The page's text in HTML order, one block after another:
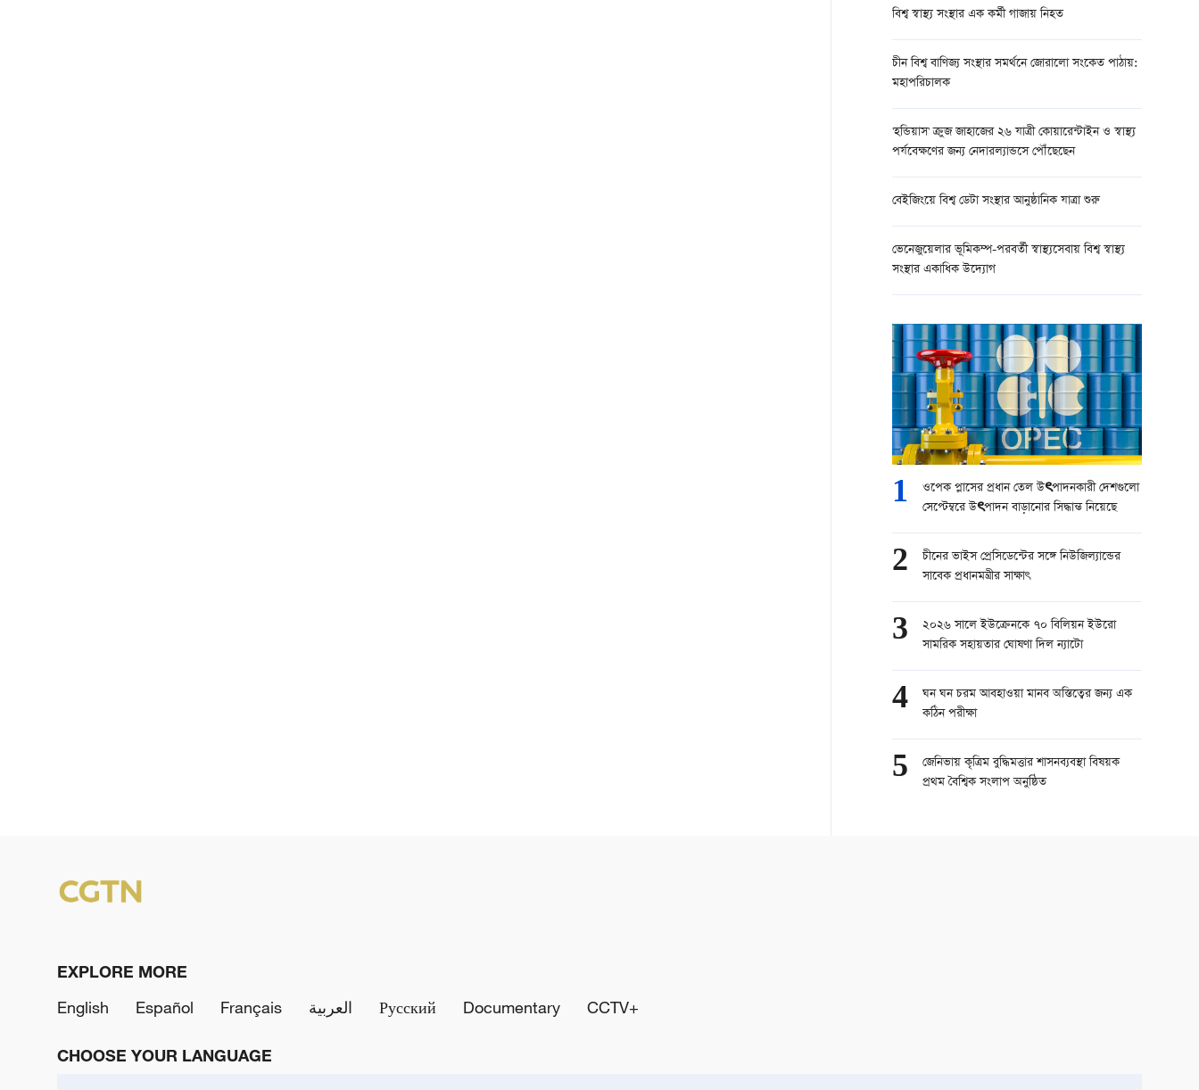
বিশ্ব স্বাস্থ্য সংস্থার এক কর্মী গাজায় নিহত
চীন বিশ্ব বাণিজ্য সংস্থার সমর্থনে জোরালো সংকেত পাঠায়:
মহাপরিচালক
'হন্ডিয়াস' ক্রুজ জাহাজের ২৬ যাত্রী কোয়ারেন্টাইন ও স্বাস্থ্য
পর্যবেক্ষণের জন্য নেদারল্যান্ডসে পৌঁছেছেন
বেইজিংয়ে বিশ্ব ডেটা সংস্থার আনুষ্ঠানিক যাত্রা শুরু
ভেনেজুয়েলার ভূমিকম্প-পরবর্তী স্বাস্থ্যসেবায় বিশ্ব স্বাস্থ্য
সংস্থার একাধিক উদ্যোগ
1
ওপেক প্লাসের প্রধান তেল উৎপাদনকারী দেশগুলো
সেপ্টেম্বরে উৎপাদন বাড়ানোর সিদ্ধান্ত নিয়েছে
2
চীনের ভাইস প্রেসিডেন্টের সঙ্গে নিউজিল্যান্ডের
সাবেক প্রধানমন্ত্রীর সাক্ষাৎ
3
২০২৬ সালে ইউক্রেনকে ৭০ বিলিয়ন ইউরো
সামরিক সহায়তার ঘোষণা দিল ন্যাটো
4
ঘন ঘন চরম আবহাওয়া মানব অস্তিত্বের জন্য এক
কঠিন পরীক্ষা
5
জেনিভায় কৃত্রিম বুদ্ধিমত্তার শাসনব্যবস্থা বিষয়ক
প্রথম বৈশ্বিক সংলাপ অনুষ্ঠিত
EXPLORE MORE
English
Español Français العربية Русский Documentary CCTV+
CHOOSE YOUR LANGUAGE